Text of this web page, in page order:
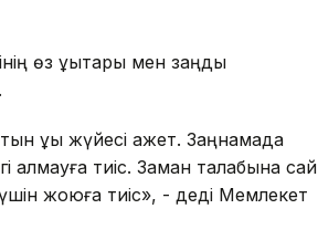
өз құқықтары мен заңды
құқық жүйесі қажет. Заңнамада
қалмауға тиіс. Заман талабына сай
жоюға тиіс», - деді Мемлекет